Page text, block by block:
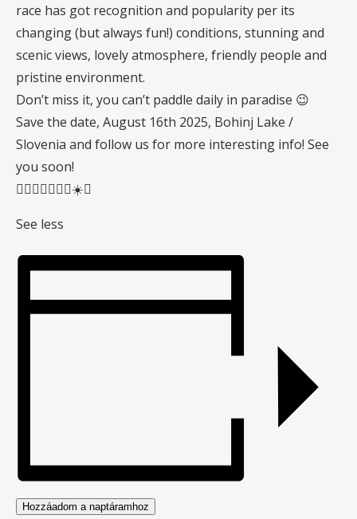
race has got recognition and popularity per its
changing (but always fun!) conditions, stunning and
scenic views, lovely atmosphere, friendly people and
pristine environment.
Don’t miss it, you can’t paddle daily in paradise 😉
Save the date, August 16th 2025, Bohinj Lake /
Slovenia and follow us for more interesting info! See
you soon!
🏄🏻‍♂️🏄🏻‍♀️🌅☀️🌊
See less
Hozzáadom a naptáramhoz